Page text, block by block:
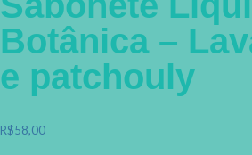
Botânica –
e patchouly
R$58,00